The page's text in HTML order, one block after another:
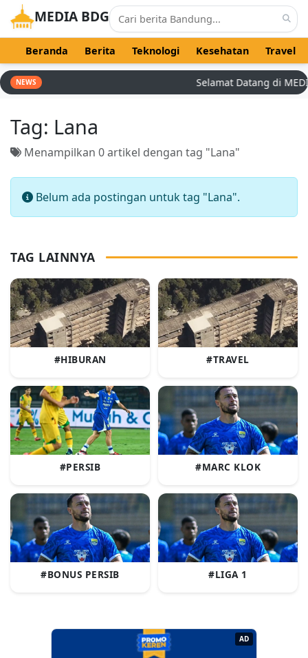
MEDIA BDG
Beranda Berita Teknologi Kesehatan Travel
NEWS Selamat Datang di
Tag: Lana
Menampilkan 0 artikel dengan tag "Lana"
Belum ada postingan untuk tag "Lana".
TAG LAINNYA
#HIBURAN #TRAVEL
#PERSIB #MARC KLOK
#BONUS PERSIB #LIGA 1
AD